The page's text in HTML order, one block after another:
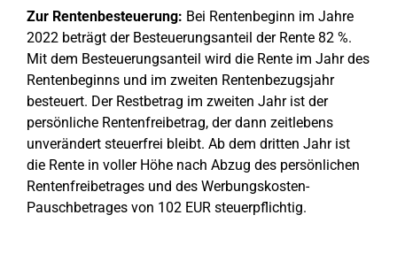
Zur Rentenbesteuerung: Bei Rentenbeginn im Jahre
2022 beträgt der Besteuerungsanteil der Rente 82 %.
Mit dem Besteuerungsanteil wird die Rente im Jahr des
Rentenbeginns und im zweiten Rentenbezugsjahr
besteuert. Der Restbetrag im zweiten Jahr ist der
persönliche Rentenfreibetrag, der dann zeitlebens
unverändert steuerfrei bleibt. Ab dem dritten Jahr ist
die Rente in voller Höhe nach Abzug des persönlichen
Rentenfreibetrages und des Werbungskosten-
Pauschbetrages von 102 EUR steuerpflichtig.